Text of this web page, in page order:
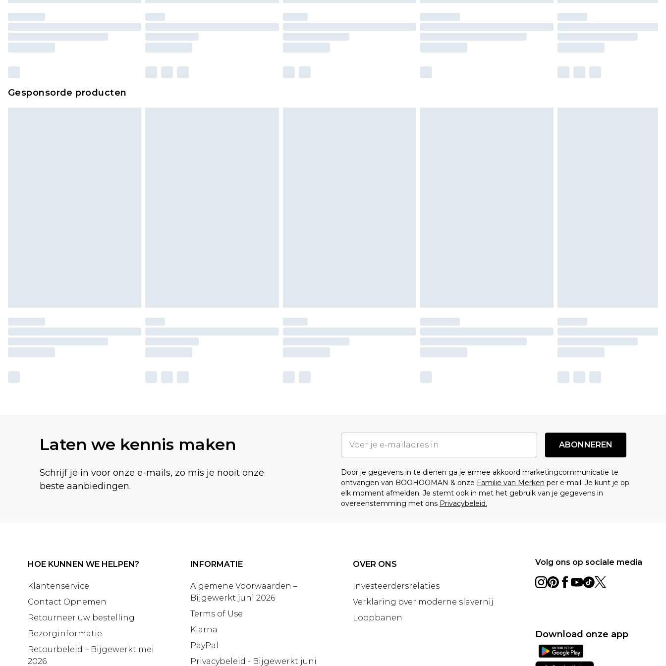
Gesponsorde producten
Laten we kennis maken
Schrijf je in voor onze e-mails, zo mis je nooit onze
beste aanbiedingen.
ABONNEREN
Door je gegevens in te dienen ga je ermee akkoord marketingcommunicatie te
ontvangen van BOOHOOMAN & onze Familie van Merken per e-mail. Je kunt je op
elk moment afmelden. Je stemt ook in met het gebruik van je gegevens in
overeenstemming met ons Privacybeleid.
HOE KUNNEN WE HELPEN?
Klantenservice
Contact Opnemen
Retourneer uw bestelling
Bezorginformatie
Retourbeleid – Bijgewerkt mei
2026
INFORMATIE
Algemene Voorwaarden –
Bijgewerkt juni 2026
Terms of Use
Klarna
PayPal
Privacybeleid - Bijgewerkt juni
OVER ONS
Investeerdersrelaties
Verklaring over moderne slavernij
Loopbanen
Volg ons op sociale media
Download onze app